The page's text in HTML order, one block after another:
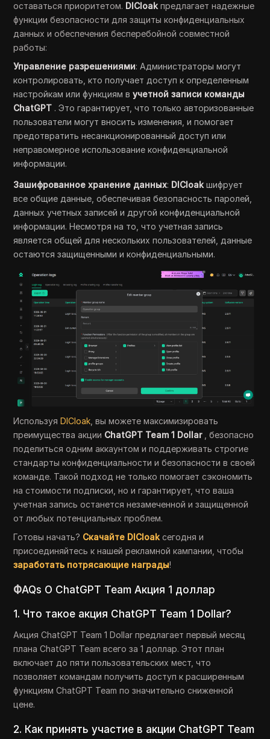
оставаться приоритетом. DICloak предлагает надежные
функции безопасности для защиты конфиденциальных
данных и обеспечения бесперебойной совместной
работы:
Управление разрешениями: Администраторы могут
контролировать, кто получает доступ к определенным
настройкам или функциям вучетной записи команды
ChatGPT . Это гарантирует, что только авторизованные
пользователи могут вносить изменения, и помогает
предотвратить несанкционированный доступ или
неправомерное использование конфиденциальной
информации.
Зашифрованное хранение данных: DICloak шифрует
все общие данные, обеспечивая безопасность паролей,
данных учетных записей и другой конфиденциальной
информации. Несмотря на то, что учетная запись
является общей для нескольких пользователей, данные
остаются защищенными и конфиденциальными.
Используя DICloak, вы можете максимизировать
преимущества акции ChatGPT Team 1 Dollar, безопасно
поделиться одним аккаунтом и поддерживать строгие
стандарты конфиденциальности и безопасности в своей
команде. Такой подход не только помогает сэкономить
на стоимости подписки, но и гарантирует, что ваша
учетная запись останется незамеченной и защищенной
от любых потенциальных проблем.
Готовы начать? Скачайте DICloakсегодня и
присоединяйтесь к нашей рекламной кампании, чтобы
заработать потрясающие награды!
ФAQs О ChatGPT Team Акция 1 доллар
1. Что такое акция ChatGPT Team 1 Dollar?
Акция ChatGPT Team 1 Dollar предлагает первый месяц
плана ChatGPT Team всего за 1 доллар. Этот план
включает до пяти пользовательских мест, что
позволяет командам получить доступ к расширенным
функциям ChatGPT Team по значительно сниженной
цене.
2. Как принять участие в акции ChatGPT Team